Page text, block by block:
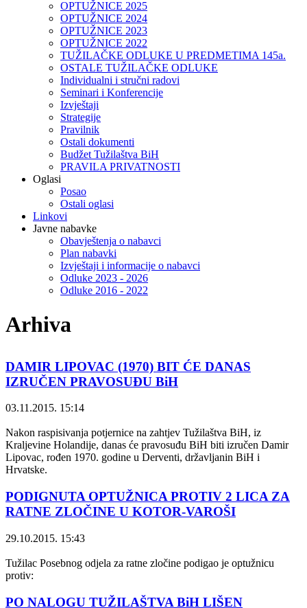
OPTUŽNICE 2025
OPTUŽNICE 2024
OPTUŽNICE 2023
OPTUŽNICE 2022
TUŽILAČKE ODLUKE U PREDMETIMA 145a.
OSTALE TUŽILAČKE ODLUKE
Individualni i stručni radovi
Seminari i Konferencije
Izvještaji
Strategije
Pravilnik
Ostali dokumenti
Budžet Tužilaštva BiH
PRAVILA PRIVATNOSTI
Oglasi
Posao
Ostali oglasi
Linkovi
Javne nabavke
Obavještenja o nabavci
Plan nabavki
Izvještaji i informacije o nabavci
Odluke 2023 - 2026
Odluke 2016 - 2022
Arhiva
DAMIR LIPOVAC (1970) BIT ĆE DANAS
IZRUČEN PRAVOSUĐU BiH
03.11.2015. 15:14
Nakon raspisivanja potjernice na zahtjev Tužilaštva BiH, iz
Kraljevine Holandije, danas će pravosuđu BiH biti izručen Damir
Lipovac, rođen 1970. godine u Derventi, državljanin BiH i
Hrvatske.
PODIGNUTA OPTUŽNICA PROTIV 2 LICA ZA
RATNE ZLOČINE U KOTOR-VAROŠI
29.10.2015. 15:43
Tužilac Posebnog odjela za ratne zločine podigao je optužnicu
protiv:
PO NALOGU TUŽILAŠTVA BiH LIŠEN